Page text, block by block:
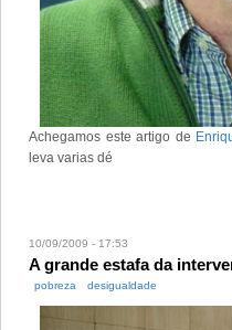
Achegamos este artigo de
leva varias dé
10/09/2009 - 17:53
A grande estafa da
pobreza desigualdade